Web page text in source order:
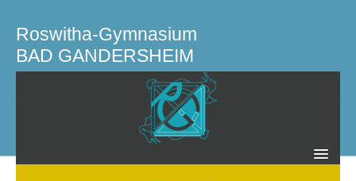
Roswitha-Gymnasium
BAD GANDERSHEIM